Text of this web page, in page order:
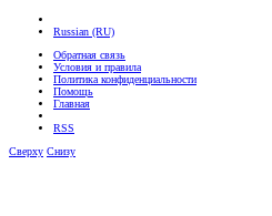
Russian (RU)
Обратная связь
Условия и правила
Политика конфиденциальности
Помощь
Главная
RSS
Сверху Снизу